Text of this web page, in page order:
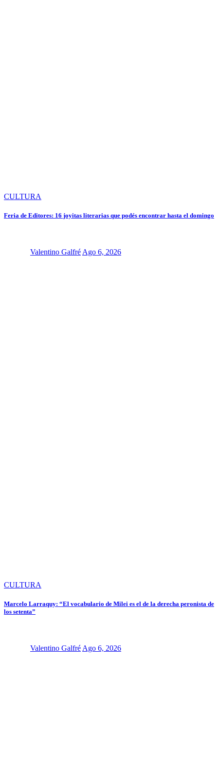
CULTURA
Feria de Editores: 16 joyitas literarias que podés encontrar hasta el domingo
Valentino Galfré Ago 6, 2026
CULTURA
Marcelo Larraquy: “El vocabulario de Milei es el de la derecha peronista de
los setenta”
Valentino GalfréAgo 6, 2026